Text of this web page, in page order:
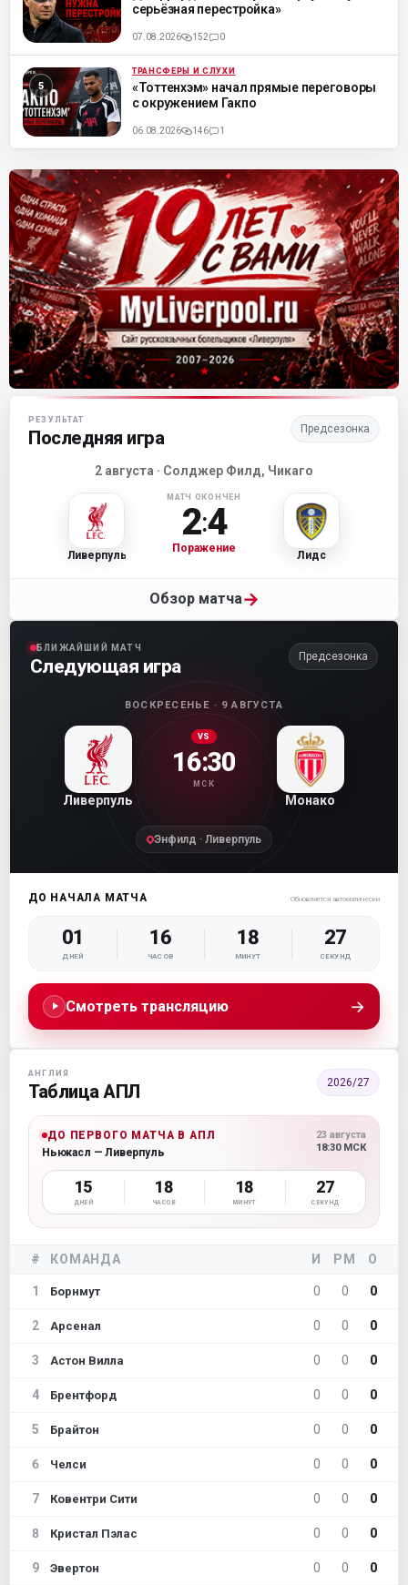
серьёзная перестройка»
07.08.2026 152 0
ML ТРАНСФЕРЫ И СЛУХИ
«Тоттенхэм» начал прямые переговоры
с окружением Гакпо
06.08.2026 146 1
Матч-центр «Ливерпуля»
РЕЗУЛЬТАТ
Последняя игра Предсезонка
2 августа · Солджер Филд, Чикаго
Ливерпуль
МАТЧ ОКОНЧЕН
2:4
Поражение
Лидс
Обзор матча→
БЛИЖАЙШИЙ МАТЧ
Следующая игра Предсезонка
ВОСКРЕСЕНЬЕ · 9 АВГУСТА
Ливерпуль
VS
16:30
МСК
Монако
Энфилд · Ливерпуль
ДО НАЧАЛА МАТЧА Обновляется автоматически
01
ДНЕЙ
16
ЧАСОВ
18
МИНУТ
26
СЕКУНД
Смотреть трансляцию →
АНГЛИЯ
Таблица АПЛ 2026/27
ДО ПЕРВОГО МАТЧА В АПЛ
Ньюкасл — Ливерпуль
23 августа
18:30 МСК
15
ДНЕЙ
18
ЧАСОВ
18
МИНУТ
26
СЕКУНД
# КОМАНДА И РМ О
1 Борнмут 0 0 0
2 Арсенал 0 0 0
3 Астон Вилла 0 0 0
4 Брентфорд 0 0 0
5 Брайтон 0 0 0
6 Челси 0 0 0
7 Ковентри Сити 0 0 0
8 Кристал Пэлас 0 0 0
9 Эвертон 0 0 0